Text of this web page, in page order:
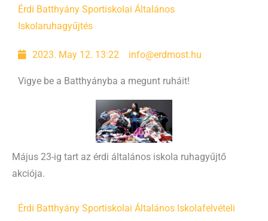
Érdi Batthyány Sportiskolai Általános
Iskolaruhagyűjtés
2023. May 12. 13:22 info@erdmost.hu
Vigye be a Batthyányba a megunt ruháit!
Május 23-ig tart az érdi általános iskola ruhagyűjtő
akciója.
Érdi Batthyány Sportiskolai Általános Iskolafelvételi